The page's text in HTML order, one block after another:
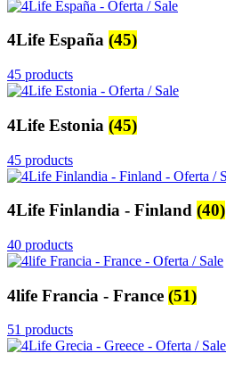
4Life España (45)
45 products
4Life Estonia (45)
45 products
4Life Finlandia - Finland (40)
40 products
4life Francia - France (51)
51 products